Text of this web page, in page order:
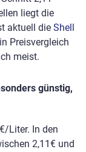
liegt die
aktuell die Shell
Preisvergleich
meist.
günstig,
Liter. In den
2,11€ und